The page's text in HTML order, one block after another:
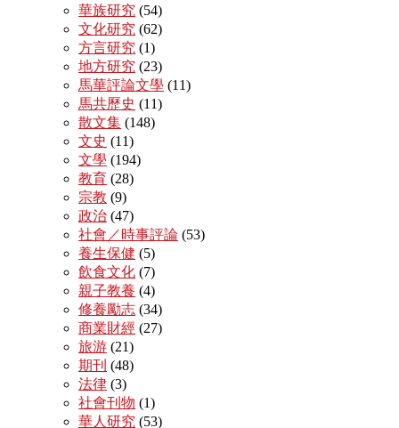
華族研究 (54)
文化研究 (62)
方言研究 (1)
地方研究 (23)
馬華評論文學 (11)
馬共歷史 (11)
散文集 (148)
文史 (11)
文學 (194)
教育 (28)
宗教 (9)
政治 (47)
社會／時事評論 (53)
養生保健 (5)
飲食文化 (7)
親子教養 (4)
修養勵志 (34)
商業財經 (27)
旅游 (21)
期刊 (48)
法律 (3)
社會刊物 (1)
華人研究 (53)